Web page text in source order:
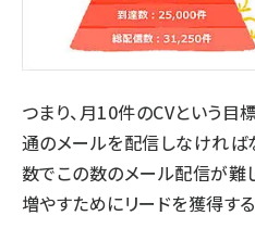
つまり、月10件のCVという
通のメールを配信しなければ
数でこの数のメール配信が難
増やすためにリードを獲得す